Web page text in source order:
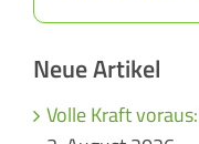
Neue Artikel
Volle Kraft